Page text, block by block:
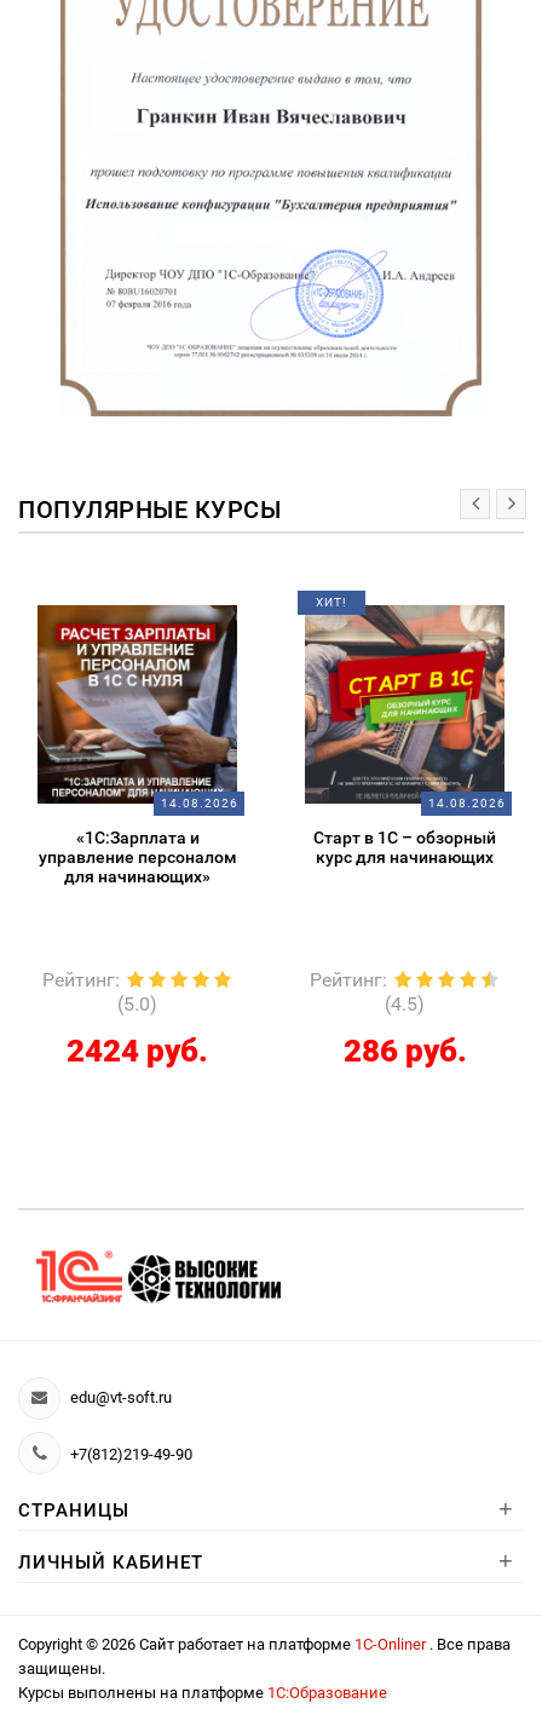
ПОПУЛЯРНЫЕ КУРСЫ
14.08.2026
«1С:Зарплата и
управление персоналом
для начинающих»
Рейтинг:
(5.0)
2424 руб.
ХИТ!
14.08.2026
Старт в 1С – обзорный
курс для начинающих
Рейтинг:
(4.5)
286 руб.
edu@vt-soft.ru
+7(812)219-49-90
СТРАНИЦЫ +
ЛИЧНЫЙ КАБИНЕТ +
Copyright © 2026 Сайт работает на платформе 1С-Onliner . Все права
защищены.
Курсы выполнены на платформе 1С:Образование